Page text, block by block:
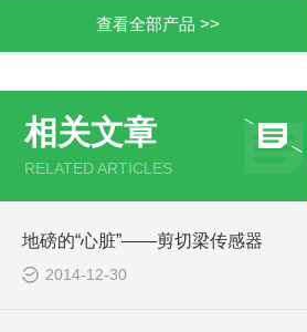
查看全部产品 >>
相关文章
RELATED ARTICLES
地磅的“心脏”——剪切梁传感器
2014-12-30